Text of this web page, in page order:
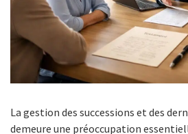
La gestion des successions et des
demeure une préoccupation